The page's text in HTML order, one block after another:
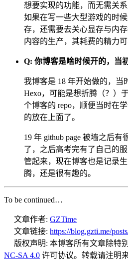
想要实现的功能，而无需关
如果在写一些大型游戏的时
存，还需要去关心显存与内
内容的生产，其耗费的精力可
Q: 你博客是啥时候开的，当
我博客是 18 年开始做的，当
Hexo，可能是想折腾（？）
个博客的 repo，顺便当时在
的放在上面了。
19 年 github page 被墙之后
了，之后高考完有了自己的
管起来，现在博客也是记录
腾，还是很有趣的。
To be continued…
文章作者: GZTime
文章链接: https://blog.gzti.me/
版权声明: 本博客所有文章除特
NC-SA 4.0 许可协议。转载请注明